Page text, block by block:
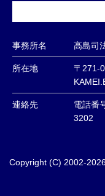
事務所名 高島司
所在地
〒271-
連絡先
電話番
3202
Copyright (C) 2002-